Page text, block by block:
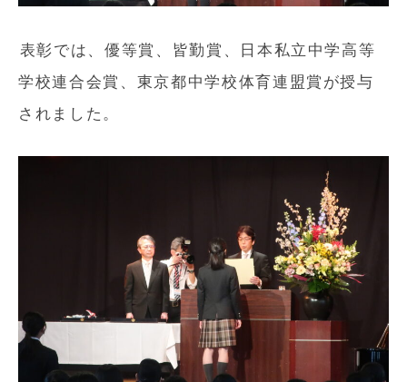
表彰では、優等賞、皆勤賞、日本私立中学高等
学校連合会賞、東京都中学校体育連盟賞が授与
されました。